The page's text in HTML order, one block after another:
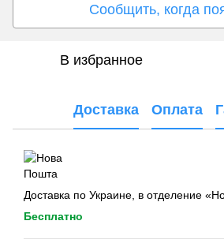
Сообщить, когда
В избранное
Доставка Оплата
Доставка по Украине, в отделение
Бесплатно